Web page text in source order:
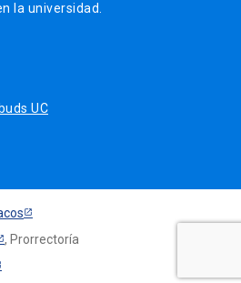
la universidad.
UC
, Prorrectoría